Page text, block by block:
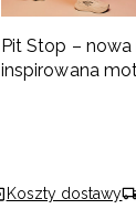
Pit Stop –
inspirowana
Koszty dostawy